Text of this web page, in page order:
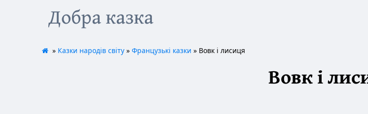
Добра казка
» Казки народів світу» Французькі казки » Вовк і лисиця
Вовк і